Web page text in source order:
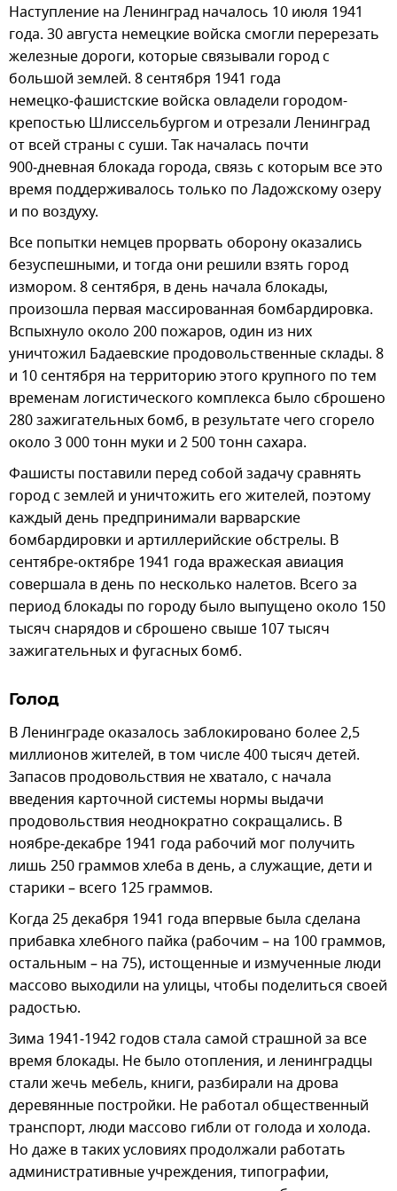
Наступление на Ленинград началось 10 июля 1941
года. 30 августа немецкие войска смогли перерезать
железные дороги, которые связывали город с
большой землей. 8 сентября 1941 года
немецко‑фашистские войска овладели городом-
крепостью Шлиссельбургом и отрезали Ленинград
от всей страны с суши. Так началась почти
900‑дневная блокада города, связь с которым все это
время поддерживалось только по Ладожскому озеру
и по воздуху.
Все попытки немцев прорвать оборону оказались
безуспешными, и тогда они решили взять город
измором. 8 сентября, в день начала блокады,
произошла первая массированная бомбардировка.
Вспыхнуло около 200 пожаров, один из них
уничтожил Бадаевские продовольственные склады. 8
и 10 сентября на территорию этого крупного по тем
временам логистического комплекса было сброшено
280 зажигательных бомб, в результате чего сгорело
около 3 000 тонн муки и 2 500 тонн сахара.
Фашисты поставили перед собой задачу сравнять
город с землей и уничтожить его жителей, поэтому
каждый день предпринимали варварские
бомбардировки и артиллерийские обстрелы. В
сентябре‑октябре 1941 года вражеская авиация
совершала в день по несколько налетов. Всего за
период блокады по городу было выпущено около 150
тысяч снарядов и сброшено свыше 107 тысяч
зажигательных и фугасных бомб.
Голод
В Ленинграде оказалось заблокировано более 2,5
миллионов жителей, в том числе 400 тысяч детей.
Запасов продовольствия не хватало, с начала
введения карточной системы нормы выдачи
продовольствия неоднократно сокращались. В
ноябре‑декабре 1941 года рабочий мог получить
лишь 250 граммов хлеба в день, а служащие, дети и
старики – всего 125 граммов.
Когда 25 декабря 1941 года впервые была сделана
прибавка хлебного пайка (рабочим – на 100 граммов,
остальным – на 75), истощенные и измученные люди
массово выходили на улицы, чтобы поделиться своей
радостью.
Зима 1941‑1942 годов стала самой страшной за все
время блокады. Не было отопления, и ленинградцы
стали жечь мебель, книги, разбирали на дрова
деревянные постройки. Не работал общественный
транспорт, люди массово гибли от голода и холода.
Но даже в таких условиях продолжали работать
административные учреждения, типографии,